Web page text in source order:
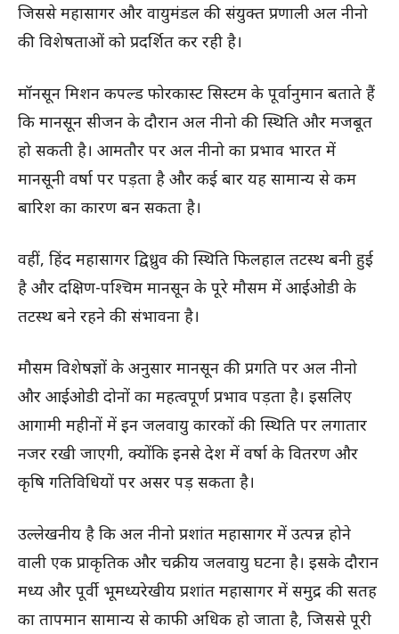
जिससे महासागर और वायुमंडल की संयुक्त प्रणाली अल नीनो
की विशेषताओं को प्रदर्शित कर रही है।
मॉनसून मिशन कपल्ड फोरकास्ट सिस्टम के पूर्वानुमान बताते हैं
कि मानसून सीजन के दौरान अल नीनो की स्थिति और मजबूत
हो सकती है। आमतौर पर अल नीनो का प्रभाव भारत में
मानसूनी वर्षा पर पड़ता है और कई बार यह सामान्य से कम
बारिश का कारण बन सकता है।
वहीं, हिंद महासागर द्विध्रुव की स्थिति फिलहाल तटस्थ बनी हुई
है और दक्षिण-पश्चिम मानसून के पूरे मौसम में आईओडी के
तटस्थ बने रहने की संभावना है।
मौसम विशेषज्ञों के अनुसार मानसून की प्रगति पर अल नीनो
और आईओडी दोनों का महत्वपूर्ण प्रभाव पड़ता है। इसलिए
आगामी महीनों में इन जलवायु कारकों की स्थिति पर लगातार
नजर रखी जाएगी, क्योंकि इनसे देश में वर्षा के वितरण और
कृषि गतिविधियों पर असर पड़ सकता है।
उल्लेखनीय है कि अल नीनो प्रशांत महासागर में उत्पन्न होने
वाली एक प्राकृतिक और चक्रीय जलवायु घटना है। इसके दौरान
मध्य और पूर्वी भूमध्यरेखीय प्रशांत महासागर में समुद्र की सतह
का तापमान सामान्य से काफी अधिक हो जाता है, जिससे पूरी